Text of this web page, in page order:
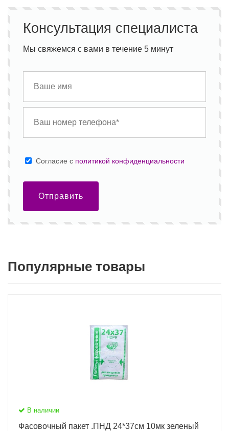
Консультация специалиста
Мы свяжемся с вами в течение 5 минут
Cогласие с политикой конфиденциальности
Отправить
Популярные товары
В наличии
Фасовочный пакет .ПНД 24*37см 10мк зеленый